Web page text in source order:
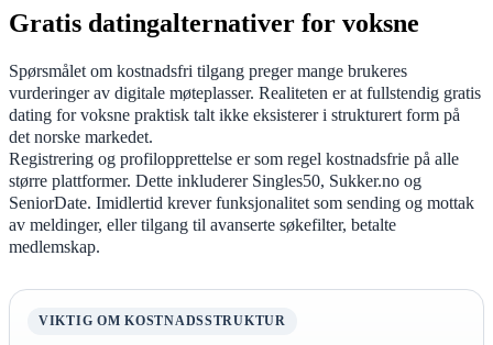
Gratis datingalternativer for voksne
Spørsmålet om kostnadsfri tilgang preger mange brukeres
vurderinger av digitale møteplasser. Realiteten er at fullstendig gratis
dating for voksne praktisk talt ikke eksisterer i strukturert form på
det norske markedet.
Registrering og profilopprettelse er som regel kostnadsfrie på alle
større plattformer. Dette inkluderer Singles50, Sukker.no og
SeniorDate. Imidlertid krever funksjonalitet som sending og mottak
av meldinger, eller tilgang til avanserte søkefilter, betalte
medlemskap.
VIKTIG OM KOSTNADSSTRUKTUR